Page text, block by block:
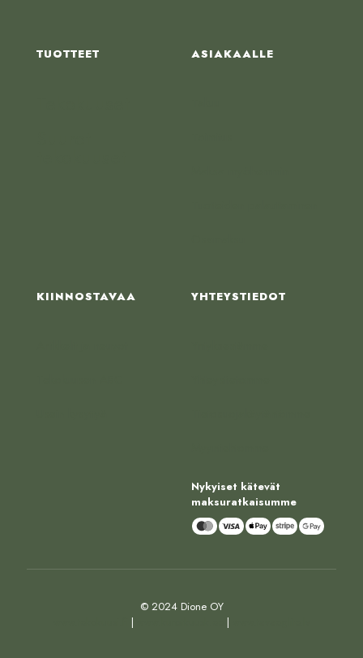
TUOTTEET ASIAKAALLE
KIINNOSTAVAA YHTEYSTIEDOT
Nykyiset kätevät
maksuratkaisumme
© 2024 Dione OY
| |